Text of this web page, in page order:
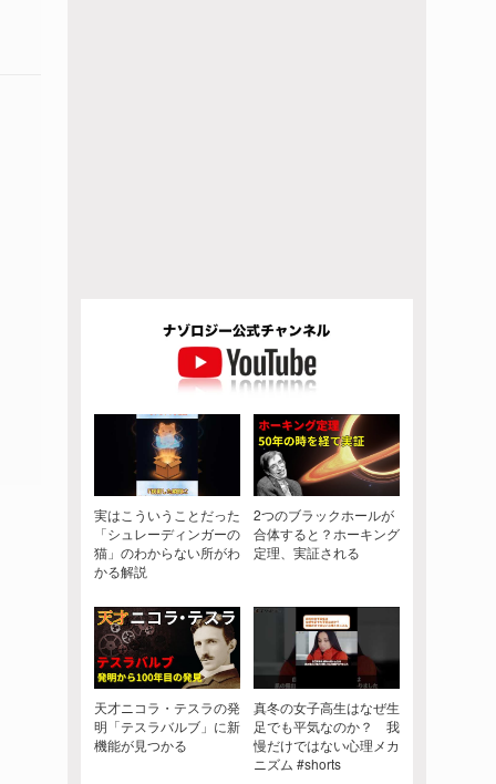
実はこういうことだった
「シュレーディンガーの
猫」のわからない所がわ
かる解説
2つのブラックホールが
合体すると？ホーキング
定理、実証される
天才ニコラ・テスラの発
明「テスラバルブ」に新
機能が見つかる
真冬の女子高生はなぜ生
足でも平気なのか？ 我
慢だけではない心理メカ
ニズム #shorts